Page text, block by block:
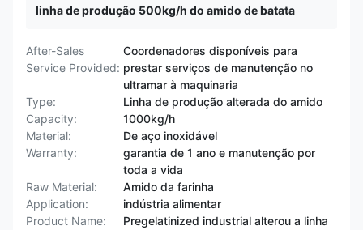
linha de produção 500kg/h do amido de batata
After-Sales
Service Provided:
Coordenadores disponíveis para
prestar serviços de manutenção no
ultramar à maquinaria
Type:
Linha de produção alterada do amido
Capacity:
1000kg/h
Material:
De aço inoxidável
Warranty:
garantia de 1 ano e manutenção por
toda a vida
Raw Material:
Amido da farinha
Application:
indústria alimentar
Product Name:
Pregelatinized industrial alterou a linha